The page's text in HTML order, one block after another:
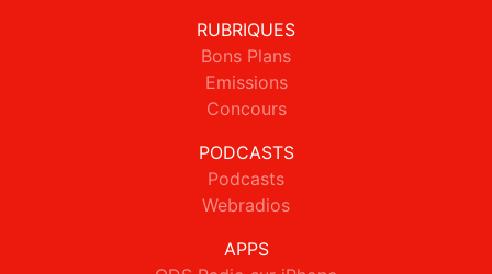
RUBRIQUES
Bons Plans
Emissions
Concours
PODCASTS
Podcasts
Webradios
APPS